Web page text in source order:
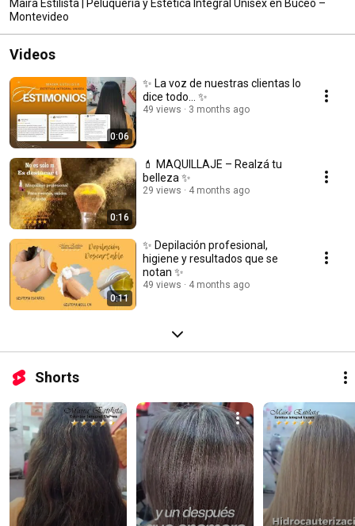
Maira Estilista | Peluquería y Estética Integral Unisex en Buceo –
Montevideo
Videos
0:06
✨ La voz de nuestras clientas lo
dice todo… ✨
49 views 3 months ago
0:16
💄 MAQUILLAJE – Realzá tu
belleza ✨
29 views 4 months ago
0:11
✨ Depilación profesional,
higiene y resultados que se
notan ✨
49 views 4 months ago
Shorts